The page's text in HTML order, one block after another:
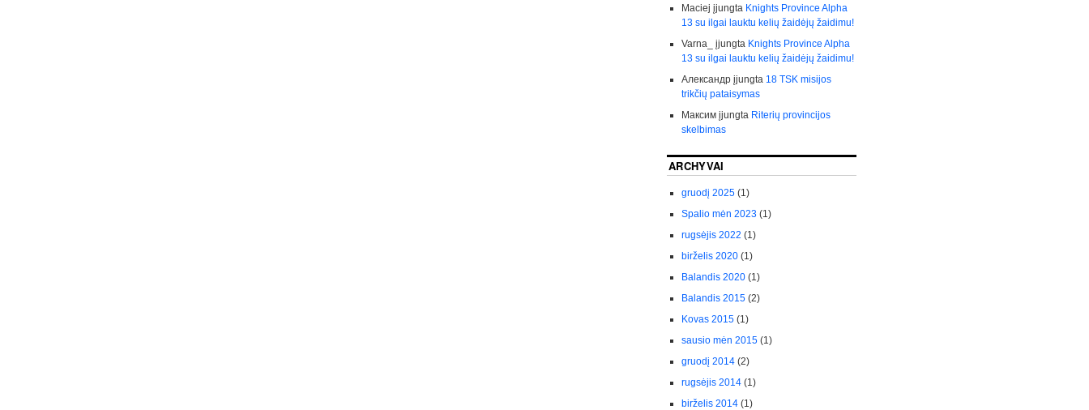
Maciej įjungta Knights Province Alpha
13 su ilgai lauktu kelių žaidėjų žaidimu!
Varna_
įjungta Knights Province Alpha
13 su ilgai lauktu kelių žaidėjų žaidimu!
Александрįjungta 18 TSK misijos
trikčių pataisymas
Максимįjungta Riterių provincijos
skelbimas
ARCHYVAI
gruodį 2025(1)
Spalio mėn 2023(1)
rugsėjis 2022 (1)
birželis 2020(1)
Balandis 2020(1)
Balandis 2015(2)
Kovas 2015(1)
sausio mėn 2015(1)
gruodį 2014(2)
rugsėjis 2014(1)
birželis 2014(1)